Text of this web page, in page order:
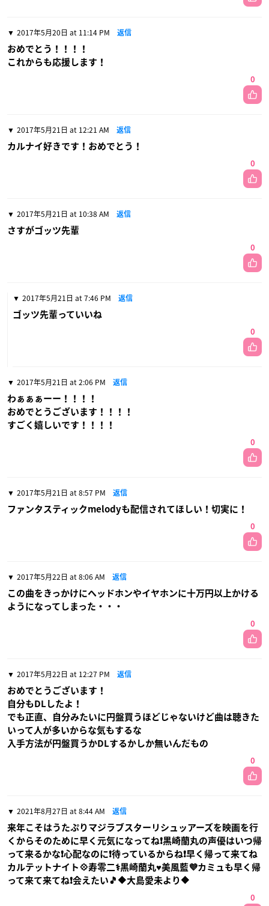
2017年5月20日 at 11:14 PM 返信
おめでとう！！！！
これからも応援します！
0
2017年5月21日 at 12:21 AM 返信
カルナイ好きです！おめでとう！
0
2017年5月21日 at 10:38 AM 返信
さすがゴッツ先輩
0
2017年5月21日 at 7:46 PM 返信
ゴッツ先輩っていいね
0
2017年5月21日 at 2:06 PM 返信
わぁぁぁーー！！！！
おめでとうございます！！！！
すごく嬉しいです！！！！
0
2017年5月21日 at 8:57 PM 返信
ファンタスティックmelodyも配信されてほしい！切実に！
0
2017年5月22日 at 8:06 AM 返信
この曲をきっかけにヘッドホンやイヤホンに十万円以上かける
ようになってしまった・・・
0
2017年5月22日 at 12:27 PM 返信
おめでとうございます！
自分もDLしたよ！
でも正直、自分みたいに円盤買うほどじゃないけど曲は聴きた
いって人が多いからな気もするな
入手方法が円盤買うかDLするかしか無いんだもの
0
2021年8月27日 at 8:44 AM 返信
来年こそはうたぷりマジラブスターリシュッアーズを映画を行
くからそのために早く元気になってね❗黒崎蘭丸の声優はいつ帰
って来るかな❗心配なのに❗待っているからね❗早く帰って来てね
カルテットナイト💠寿零二⚕️黒崎蘭丸♥️美風藍💜カミュも早く帰
って来て来てね❗会えたい🎵🔶大島愛未より🔶
0